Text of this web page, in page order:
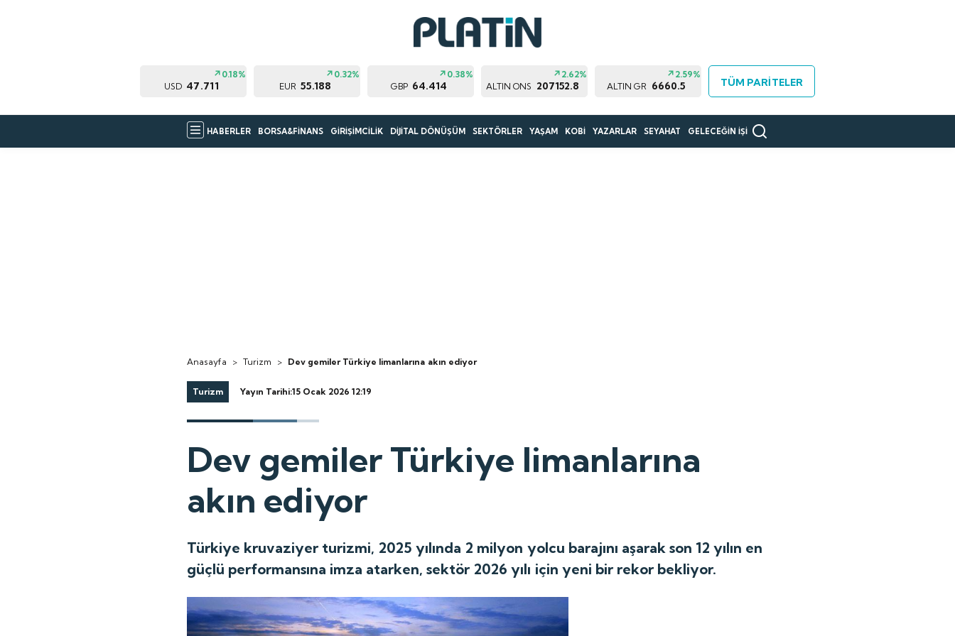
USD 47.711
0.18%
EUR 55.188
0.32%
GBP 64.414
0.38%
ALTIN ONS 207152.8
2.62%
ALTIN GR 6660.5
2.59%
TÜM PARİTELER
HABERLER BORSA&FİNANS GİRİŞİMCİLİK DİJİTAL DÖNÜŞÜM SEKTÖRLER YAŞAM KOBİ YAZARLAR SEYAHAT GELECEĞİN İŞİ
Anasayfa > Turizm > Dev gemiler Türkiye limanlarına akın ediyor
Turizm Yayın Tarihi:15 Ocak 2026 12:19
Dev gemiler Türkiye limanlarına
akın ediyor
Türkiye kruvaziyer turizmi, 2025 yılında 2 milyon yolcu barajını aşarak son 12 yılın en
güçlü performansına imza atarken, sektör 2026 yılı için yeni bir rekor bekliyor.